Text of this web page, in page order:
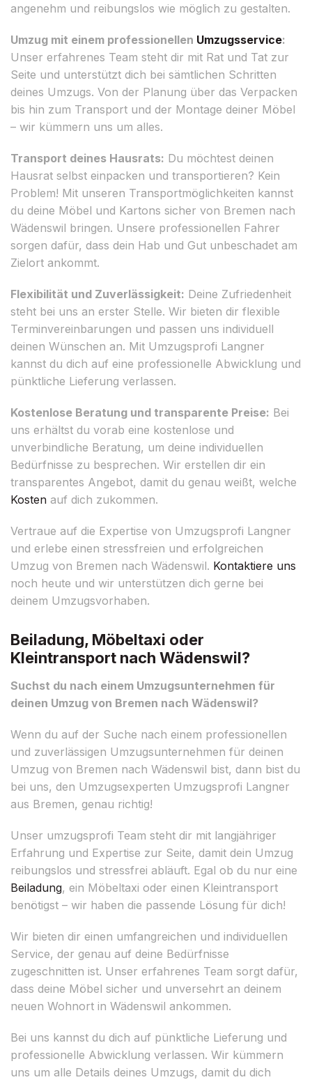
angenehm und reibungslos wie möglich zu gestalten.
Umzug mit einem professionellen Umzugsservice:
Unser erfahrenes Team steht dir mit Rat und Tat zur
Seite und unterstützt dich bei sämtlichen Schritten
deines Umzugs. Von der Planung über das Verpacken
bis hin zum Transport und der Montage deiner Möbel
– wir kümmern uns um alles.
Transport deines Hausrats: Du möchtest deinen
Hausrat selbst einpacken und transportieren? Kein
Problem! Mit unseren Transportmöglichkeiten kannst
du deine Möbel und Kartons sicher von Bremen nach
Wädenswil bringen. Unsere professionellen Fahrer
sorgen dafür, dass dein Hab und Gut unbeschadet am
Zielort ankommt.
Flexibilität und Zuverlässigkeit: Deine Zufriedenheit
steht bei uns an erster Stelle. Wir bieten dir flexible
Terminvereinbarungen und passen uns individuell
deinen Wünschen an. Mit Umzugsprofi Langner
kannst du dich auf eine professionelle Abwicklung und
pünktliche Lieferung verlassen.
Kostenlose Beratung und transparente Preise: Bei
uns erhältst du vorab eine kostenlose und
unverbindliche Beratung, um deine individuellen
Bedürfnisse zu besprechen. Wir erstellen dir ein
transparentes Angebot, damit du genau weißt, welche
Kosten auf dich zukommen.
Vertraue auf die Expertise von Umzugsprofi Langner
und erlebe einen stressfreien und erfolgreichen
Umzug von Bremen nach Wädenswil. Kontaktiere uns
noch heute und wir unterstützen dich gerne bei
deinem Umzugsvorhaben.
Beiladung, Möbeltaxi oder
Kleintransport nach Wädenswil?
Suchst du nach einem Umzugsunternehmen für
deinen Umzug von Bremen nach Wädenswil?
Wenn du auf der Suche nach einem professionellen
und zuverlässigen Umzugsunternehmen für deinen
Umzug von Bremen nach Wädenswil bist, dann bist du
bei uns, den Umzugsexperten Umzugsprofi Langner
aus Bremen, genau richtig!
Unser umzugsprofi Team steht dir mit langjähriger
Erfahrung und Expertise zur Seite, damit dein Umzug
reibungslos und stressfrei abläuft. Egal ob du nur eine
Beiladung, ein Möbeltaxi oder einen Kleintransport
benötigst – wir haben die passende Lösung für dich!
Wir bieten dir einen umfangreichen und individuellen
Service, der genau auf deine Bedürfnisse
zugeschnitten ist. Unser erfahrenes Team sorgt dafür,
dass deine Möbel sicher und unversehrt an deinem
neuen Wohnort in Wädenswil ankommen.
Bei uns kannst du dich auf pünktliche Lieferung und
professionelle Abwicklung verlassen. Wir kümmern
uns um alle Details deines Umzugs, damit du dich